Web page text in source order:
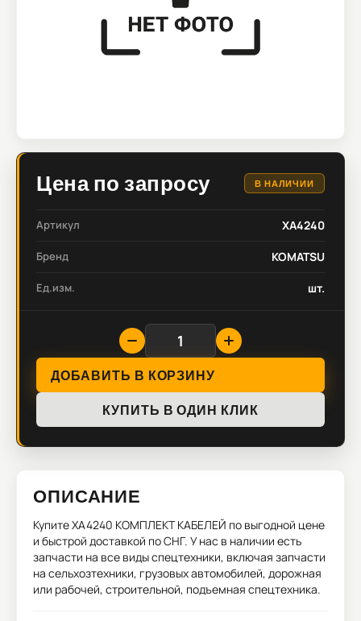
Цена по запросу В НАЛИЧИИ
Артикул XA4240
Бренд KOMATSU
Ед.изм. шт.
ДОБАВИТЬ В КОРЗИНУ
КУПИТЬ В ОДИН КЛИК
ОПИСАНИЕ
КупитеXA4240 КОМПЛЕКТ КАБЕЛЕЙ по выгодной цене
и быстрой доставкой по СНГ. У нас в наличии есть
запчасти на все виды спецтехники, включая запчасти
на сельхозтехники, грузовых автомобилей, дорожная
или рабочей, строительной, подъемная спецтехника.